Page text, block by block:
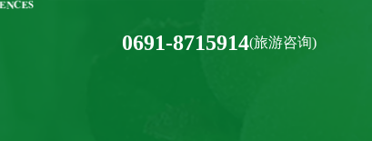
0691-8715914(旅游咨询)